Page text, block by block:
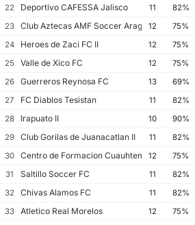
22
Deportivo CAFESSA Jalisco 11 82%
23
Club Aztecas AMF Soccer Aragon12 75%
24
Heroes de Zaci FC II 12 75%
25
Valle de Xico FC 12 75%
26
Guerreros Reynosa FC 13 69%
27
FC Diablos Tesistan 11 82%
28
Irapuato II 10 90%
29
Club Gorilas de Juanacatlan II 11 82%
30
Centro de Formacion Cuauhtemoc Blanco
12 75%
31
Saltillo Soccer FC 11 82%
32
Chivas Alamos FC 11 82%
33
Atletico Real Morelos 12 75%